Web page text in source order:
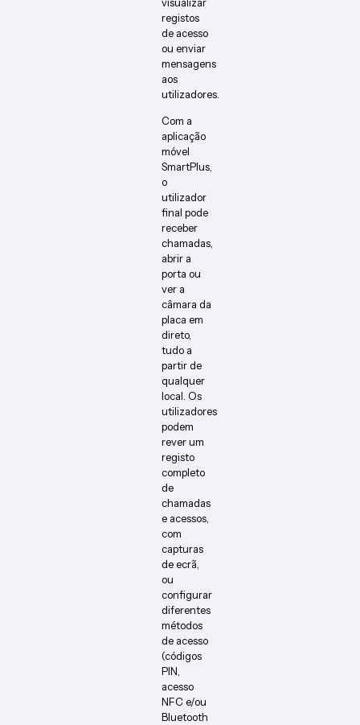
registos
de acesso
ou enviar
mensagens
aos
utilizadores.
Com a
aplicação
móvel
SmartPlus,
o
utilizador
final pode
receber
chamadas,
abrir a
porta ou
ver a
câmara da
placa em
direto,
tudo a
partir de
qualquer
local. Os
utilizadores
podem
rever um
registo
completo
de
chamadas
e acessos,
com
capturas
de ecrã,
ou
configurar
diferentes
métodos
de acesso
(códigos
PIN,
acesso
NFC e/ou
Bluetooth